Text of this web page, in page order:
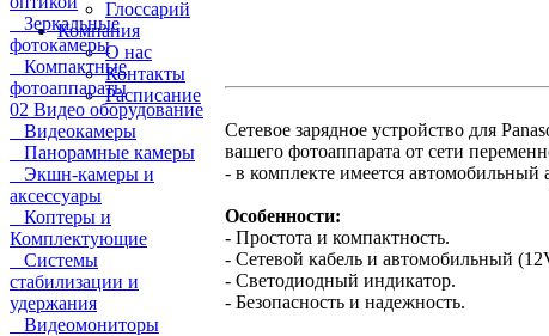
Глоссарий
Компания
О нас
Контакты
Расписание
Зеркальные
фотокамеры
Компактные
фотоаппараты
02 Видео оборудование
Видеокамеры
Панорамные камеры
Экшн-камеры и
аксессуары
Коптеры и
Комплектующие
Системы
стабилизации и
удержания
Видеомониторы
Сетевое зарядное устройство для
вашего фотоаппарата от сети
- в комплекте имеется автомобильный
Особенности:
- Простота и компактность.
- Сетевой кабель и автомобильный
- Светодиодный индикатор.
- Безопасность и надежность.